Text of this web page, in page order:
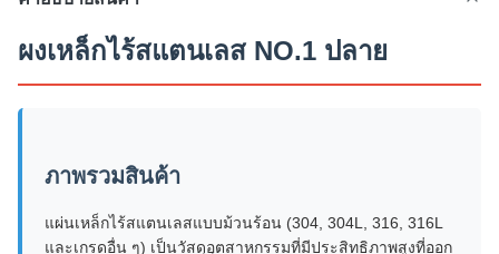
ผงเหล็กไร้สแตนเลส NO.1 ปลาย
ภาพรวมสินค้า
แผ่นเหล็กไร้สแตนเลสแบบม้วนร้อน (304, 304L, 316, 316L
และเกรดอื่น ๆ) เป็นวัสดุอุตสาหกรรมที่มีประสิทธิภาพสูงที่ออก